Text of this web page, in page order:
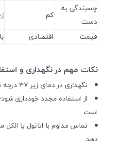
چسبندگی به
دست
کم
قیمت
اقتصادی
نکات مهم در نگهداری و
نگهداری در دمای زیر ۳۷ درجه سانتی‌گراد، دور از نور و رطوبت
از استفاده مجدد خودداری
است
تماس مداوم با اتانول یا الکل
دهد